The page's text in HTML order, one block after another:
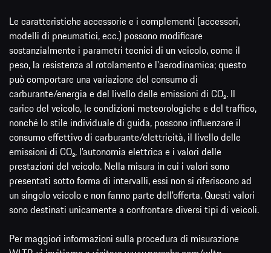
Le caratteristiche accessorie e i complementi (accessori,
modelli di pneumatici, ecc.) possono modificare
sostanzialmente i parametri tecnici di un veicolo, come il
peso, la resistenza al rotolamento e l'aerodinamica; questo
può comportare una variazione del consumo di
carburante/energia e del livello delle emissioni di CO₂. Il
carico del veicolo, le condizioni meteorologiche e del traffico,
nonché lo stile individuale di guida, possono influenzare il
consumo effettivo di carburante/elettricità, il livello delle
emissioni di CO₂, l’autonomia elettrica e i valori delle
prestazioni del veicolo. Nella misura in cui i valori sono
presentati sotto forma di intervalli, essi non si riferiscono ad
un singolo veicolo e non fanno parte dell'offerta. Questi valori
sono destinati unicamente a confrontare diversi tipi di veicoli.
Per maggiori informazioni sulla procedura di misurazione